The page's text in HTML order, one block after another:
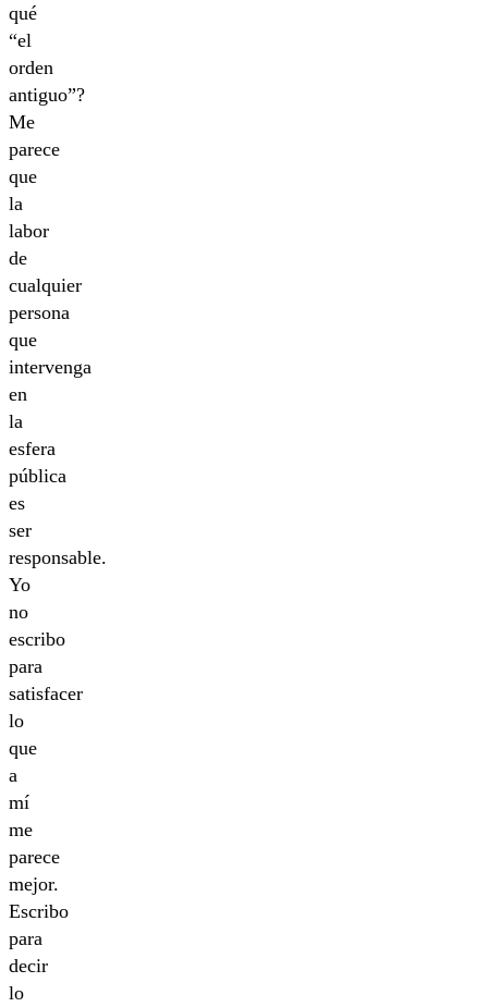
qué
“el
orden
antiguo”?
Me
parece
que
la
labor
de
cualquier
persona
que
intervenga
en
la
esfera
pública
es
ser
responsable.
Yo
no
escribo
para
satisfacer
lo
que
a
mí
me
parece
mejor.
Escribo
para
decir
lo